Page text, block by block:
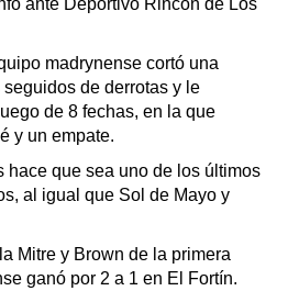
madrynense cortó una
de derrotas y le
de 8 fechas, en la que
y un empate.
hace que sea uno de los últimos
al igual que Sol de Mayo y
Mitre y Brown de la primera
ganó por 2 a 1 en El Fortín.